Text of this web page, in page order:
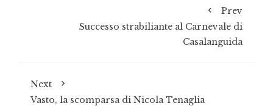
Prev
Successo strabiliante al Carnevale di
Casalanguida
Next
Vasto, la scomparsa di Nicola Tenaglia